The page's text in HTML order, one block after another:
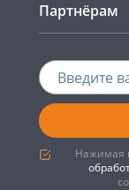
Партнёрам
Нажимая